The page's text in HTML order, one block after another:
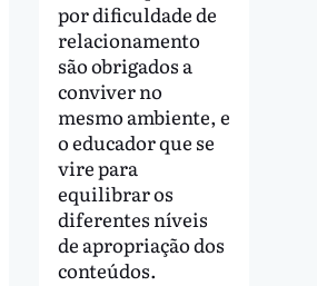
por dificuldade de
relacionamento
são obrigados a
conviver no
mesmo ambiente, e
o educador que se
vire para
equilibrar os
diferentes níveis
de apropriação dos
conteúdos.